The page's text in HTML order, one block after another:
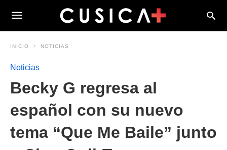
INICIO NOTICIAS
Noticias
Becky G regresa al
español con su nuevo
tema “Que Me Baile” junto